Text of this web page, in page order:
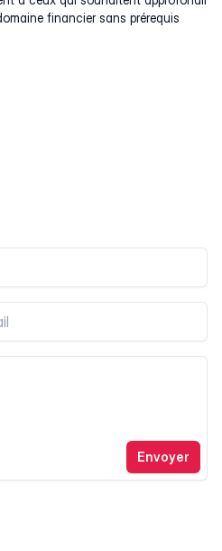
financier sans prérequis
Envoyer